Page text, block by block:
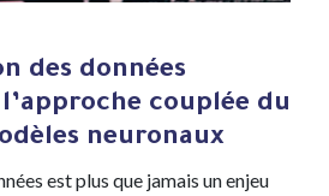
des données
couplée du
neuronaux
est plus que jamais un enjeu